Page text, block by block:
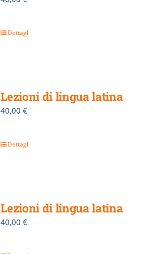
Dettagli
Lezioni di lingua latina
40,00€
Dettagli
Lezioni di lingua latina
40,00€